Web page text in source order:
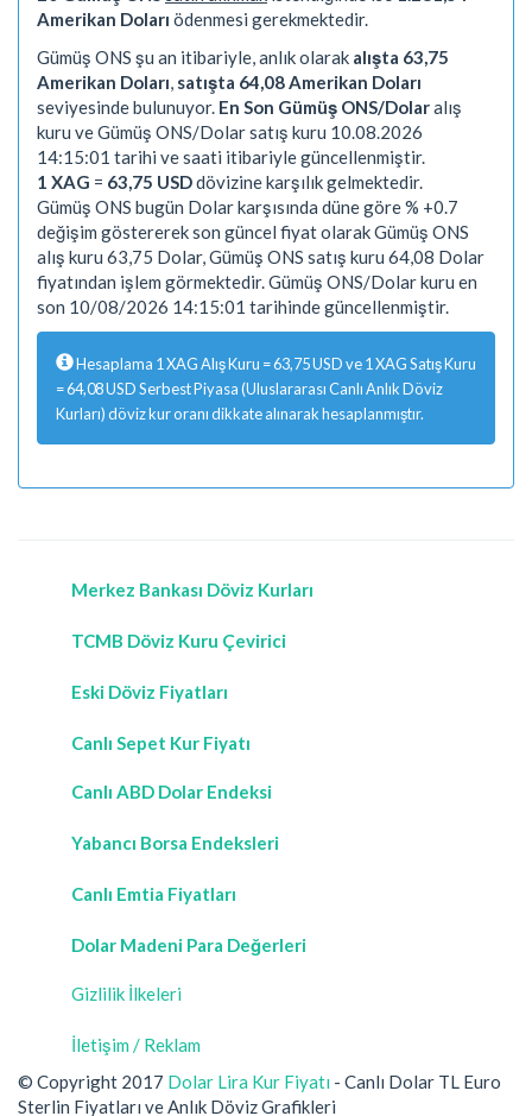
Amerikan Doları ödenmesi gerekmektedir.
Gümüş ONS şu an itibariyle, anlık olarak alışta 63,75
Amerikan Doları satışta 64,08 Amerikan Doları
seviyesinde bulunuyor. En Son Gümüş ONS/Dolaralış
kuru ve Gümüş ONS/Dolar satış kuru 10.08.2026
14:15:01 tarihi ve saati itibariyle güncellenmiştir.
1 XAG = 63,75 USDdövizine karşılık gelmektedir.
Gümüş ONS bugün Dolar karşısında düne göre % +0.7
değişim göstererek son güncel fiyat olarak Gümüş ONS
alış kuru 63,75 Dolar, Gümüş ONS satış kuru 64,08 Dolar
fiyatından işlem görmektedir. Gümüş ONS/Dolar kuru en
son 10/08/2026 14:15:01 tarihinde güncellenmiştir.
Hesaplama 1 XAG Alış Kuru = 63,75 USD ve 1 XAG Satış Kuru
= 64,08 USD Serbest Piyasa (Uluslararası Canlı Anlık Döviz
Kurları) döviz kur oranı dikkate alınarak hesaplanmıştır.
Merkez Bankası Döviz Kurları
TCMB Döviz Kuru Çevirici
Eski Döviz Fiyatları
Canlı Sepet Kur Fiyatı
Canlı ABD Dolar Endeksi
Yabancı Borsa Endeksleri
Canlı Emtia Fiyatları
Dolar Madeni Para Değerleri
Gizlilik İlkeleri
İletişim / Reklam
© Copyright 2017 Dolar Lira Kur Fiyatı - Canlı Dolar TL Euro
Sterlin Fiyatları ve Anlık Döviz Grafikleri